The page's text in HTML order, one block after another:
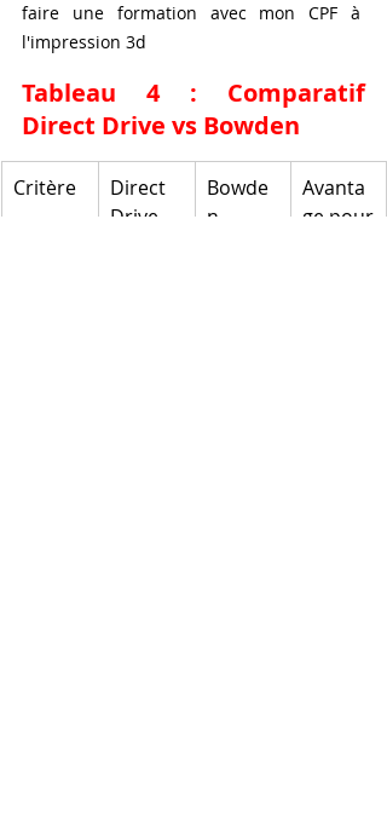
faire une formation avec mon CPF à
l'impression 3d
Tableau 4 : Comparatif
Direct Drive vs Bowden
Critère
Direct
Drive
Bowde
n
Avanta